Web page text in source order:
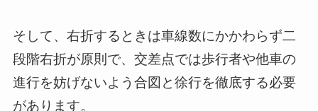
そして、右折するときは車線数にかかわらず二
段階右折が原則で、交差点では歩行者や他車の
進行を妨げないよう合図と徐行を徹底する必要
があります。